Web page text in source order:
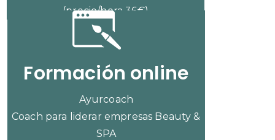
(precio/hora 36€)
Formación online
Ayurcoach
Coach para liderar empresas Beauty &
SPA